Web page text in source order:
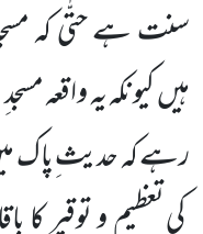
سنت ہے حتّٰی کہ
ہیںکیونکہ یہ واقعہ
رہے کہ حدیث ِپاک
کی تعظیم و توقیر کا